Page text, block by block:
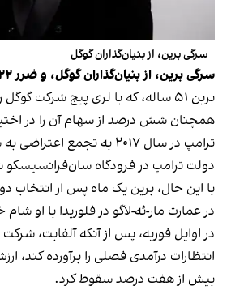
سرگی برین، از بنیان‌گذاران گوگل
سرگی برین، از بنیان‌گذاران گوگل، و ضرر ۲۲ میلیارد دلاری
برین ۵۱ ساله، که با لری پیج شرکت
همچنان شش درصد از سهام آن را در
ترامپ در سال ۲۰۱۷ به تجمع
دولت ترامپ در فرودگاه
با این حال، برین یک ماه پس از انتخاب
در عمارت مار-ئه-لاگو در فلوریدا با او شام
در اوایل فوریه، پس از آنکه آلفابت،
انتظارات درآمدی فصلی را برآورده کند،
بیش از هفت درصد سقوط کرد.